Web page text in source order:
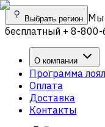
Выбрать регион Мы
бесплатный + 8-
О компании
Программа
Оплата
Доставка
Контакты